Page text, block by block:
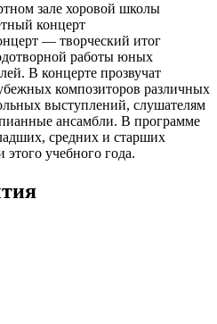
зале хоровой школы
концерт
— творческий итог
работы юных
В концерте прозвучат
композиторов различных
выступлений, слушателям
ансамбли. В программе
средних и старших
учебного года.